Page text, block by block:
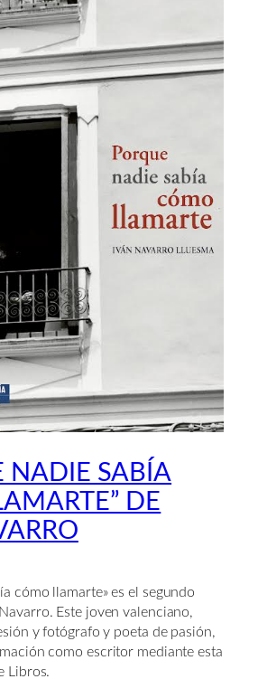
NADIE SABÍA
DE
cómo llamarte» es el segundo
Este joven valenciano,
y fotógrafo y poeta de pasión,
como escritor mediante esta
Libros.